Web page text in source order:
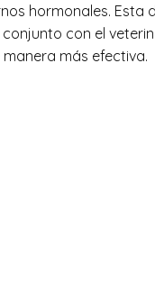
hormonales. Esta
con el
más efectiva.